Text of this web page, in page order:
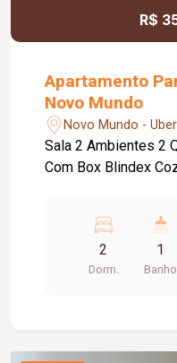
R$
Apartamento
Novo Mundo
Novo Mundo -
Sala 2 Ambientes 2
Com Box Blindex
2
Dorm.
1
Banho